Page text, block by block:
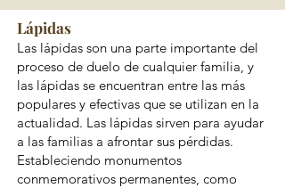
Lápidas
Las lápidas son una parte importante del
proceso de duelo de cualquier familia, y
las lápidas se encuentran entre las más
populares y efectivas que se utilizan en la
actualidad. Las lápidas sirven para ayudar
a las familias a afrontar sus pérdidas.
Estableciendo monumentos
conmemorativos permanentes, como